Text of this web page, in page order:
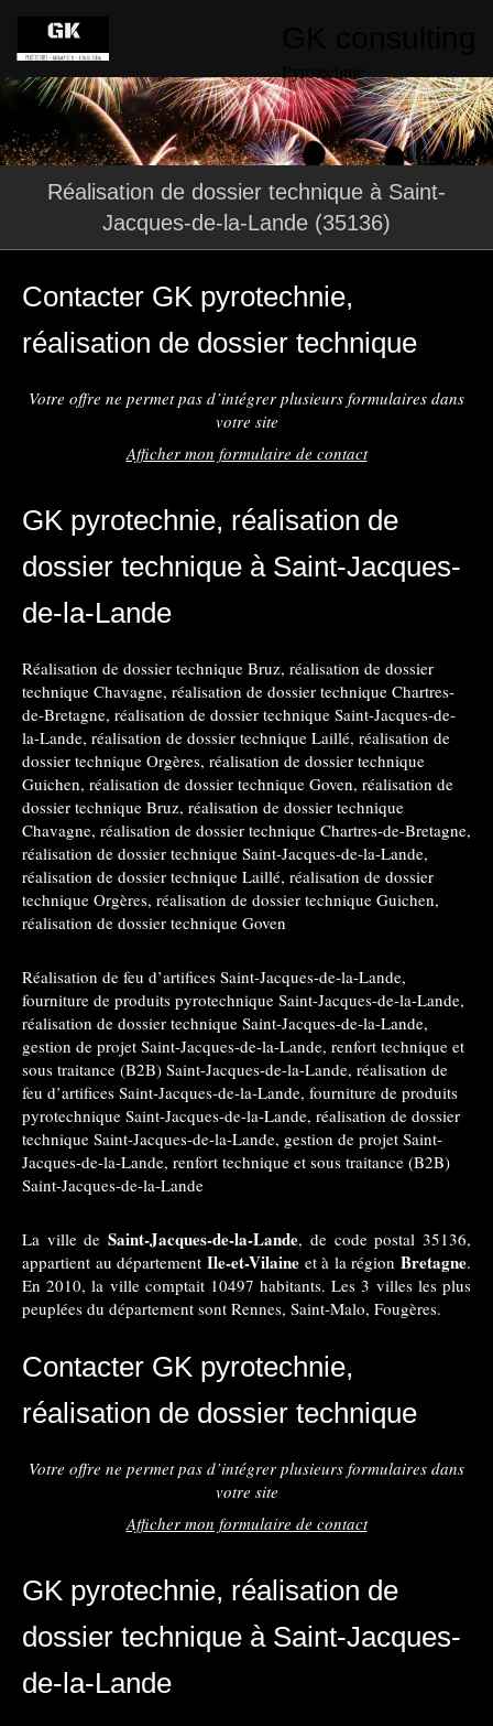
Réalisation de dossier technique à Saint-
Jacques-de-la-Lande (35136)
Contacter GK pyrotechnie,
réalisation de dossier technique
Votre offre ne permet pas d’intégrer plusieurs formulaires dans
votre site
Afficher mon formulaire de contact
GK pyrotechnie, réalisation de
dossier technique à Saint-Jacques-
de-la-Lande
Réalisation de dossier technique Bruz, réalisation de dossier
technique Chavagne, réalisation de dossier technique Chartres-
de-Bretagne, réalisation de dossier technique Saint-Jacques-de-
la-Lande, réalisation de dossier technique Laillé, réalisation de
dossier technique Orgères, réalisation de dossier technique
Guichen, réalisation de dossier technique Goven, réalisation de
dossier technique Bruz, réalisation de dossier technique
Chavagne, réalisation de dossier technique Chartres-de-Bretagne,
réalisation de dossier technique Saint-Jacques-de-la-Lande,
réalisation de dossier technique Laillé, réalisation de dossier
technique Orgères, réalisation de dossier technique Guichen,
réalisation de dossier technique Goven
Réalisation de feu d’artifices Saint-Jacques-de-la-Lande,
fourniture de produits pyrotechnique Saint-Jacques-de-la-Lande,
réalisation de dossier technique Saint-Jacques-de-la-Lande,
gestion de projet Saint-Jacques-de-la-Lande, renfort technique et
sous traitance (B2B) Saint-Jacques-de-la-Lande, réalisation de
feu d’artifices Saint-Jacques-de-la-Lande, fourniture de produits
pyrotechnique Saint-Jacques-de-la-Lande, réalisation de dossier
technique Saint-Jacques-de-la-Lande, gestion de projet Saint-
Jacques-de-la-Lande, renfort technique et sous traitance (B2B)
Saint-Jacques-de-la-Lande
La ville deSaint-Jacques-de-la-Lande, de code postal 35136,
appartient au département Ile-et-Vilaineet à la région Bretagne.
En 2010, la ville comptait 10497 habitants. Les 3 villes les plus
peuplées du département sont Rennes, Saint-Malo, Fougères.
Contacter GK pyrotechnie,
réalisation de dossier technique
Votre offre ne permet pas d’intégrer plusieurs formulaires dans
votre site
Afficher mon formulaire de contact
GK pyrotechnie, réalisation de
dossier technique à Saint-Jacques-
de-la-Lande